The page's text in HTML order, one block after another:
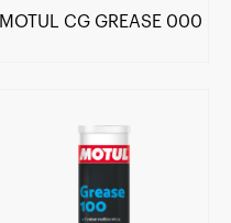
MOTUL CG GREASE 000